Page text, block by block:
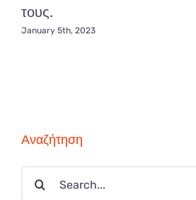
τους.
January 5th, 2023
Αναζήτηση
Search